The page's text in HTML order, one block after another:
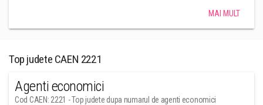
MAI MULT
Top judete CAEN 2221
Agenti economici
Cod CAEN: 2221 - Top judete dupa numarul de agenti economici